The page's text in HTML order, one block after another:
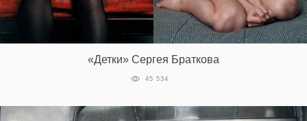
«Детки» Сергея Браткова
45 534